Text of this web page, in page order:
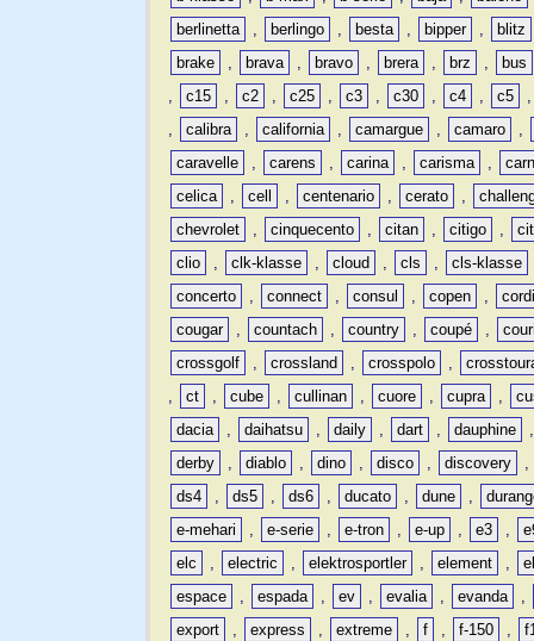
berlinetta
, berlingo , besta , bipper ,
blitz
brake
, brava , bravo , brera , brz ,
bus
,
c15 , c2 , c25 , c3 , c30 , c4 , c5
,
calibra , california , camargue , camaro
,
caravelle
, carens , carina , carisma ,
celica
, cell , centenario , cerato ,
chevrolet
, cinquecento , citan , citigo ,
clio
, clk-klasse , cloud , cls , cls-klasse
concerto
, connect , consul , copen ,
cougar
, countach , country , coupé ,
crossgolf
, crossland , crosspolo ,
,
ct , cube , cullinan , cuore , cupra ,
dacia
, daihatsu , daily , dart , dauphine
derby
, diablo , dino , disco , discovery
,
ds4
, ds5 , ds6 , ducato , dune ,
e-mehari
, e-serie , e-tron , e-up , e3 ,
elc
, electric , elektrosportler , element ,
espace
, espada , ev , evalia , evanda
,
export
, express , extreme , f , f-150 ,